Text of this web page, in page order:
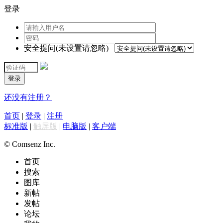
登录
安全提问(未设置请忽略)
登录
还没有注册？
首页 | 登录 | 注册
标准版 | 触屏版 | 电脑版 | 客户端
© Comsenz Inc.
首页
搜索
图库
新帖
发帖
论坛